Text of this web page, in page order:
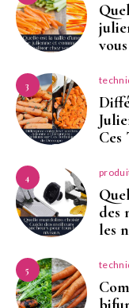
3
Ces
4
des
les
5